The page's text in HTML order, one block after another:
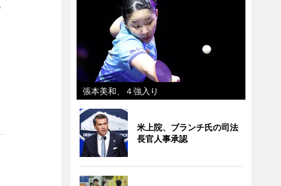
張本美和、４強入り
米上院、ブランチ氏の司法
長官人事承認